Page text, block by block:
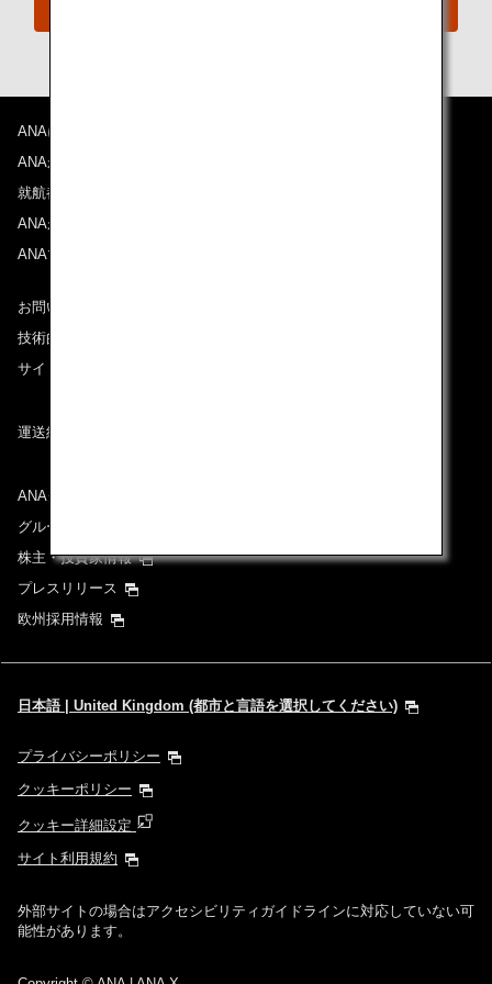
ANAについて
ANAからのお知らせ
就航都市
ANAがお約束する体験
ANAマイレージクラブ
お問い合わせ
技術的なお問い合わせ（推奨環境）
サイトマップ
運送約款
ANAグループについて
グループ企業一覧
株主・投資家情報
プレスリリース
欧州採用情報
日本語 | United Kingdom (都市と言語を選択してください)
プライバシーポリシー
クッキーポリシー
クッキー詳細設定
サイト利用規約
外部サイトの場合はアクセシビリティガイドラインに対応していない可
能性があります。